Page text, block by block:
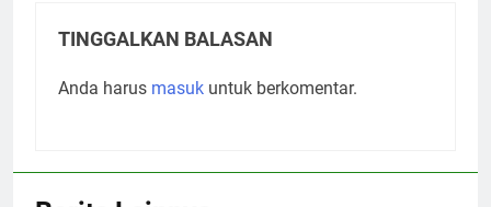
TINGGALKAN BALASAN
Anda harus masuk untuk berkomentar.